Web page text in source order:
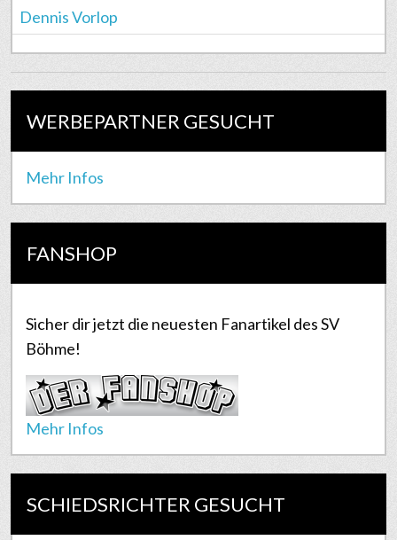
Dennis Vorlop
WERBEPARTNER GESUCHT
Mehr Infos
FANSHOP
Sicher dir jetzt die neuesten Fanartikel des SV
Böhme!
Mehr Infos
SCHIEDSRICHTER GESUCHT